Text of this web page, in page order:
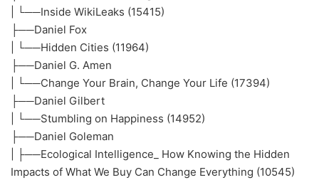
| └──Inside WikiLeaks (15415)
├──Daniel Fox
| └──Hidden Cities (11964)
├──Daniel G. Amen
| └──Change Your Brain, Change Your Life (17394)
├──Daniel Gilbert
| └──Stumbling on Happiness (14952)
├──Daniel Goleman
| ├──Ecological Intelligence_ How Knowing the Hidden
Impacts of What We Buy Can Change Everything (10545)